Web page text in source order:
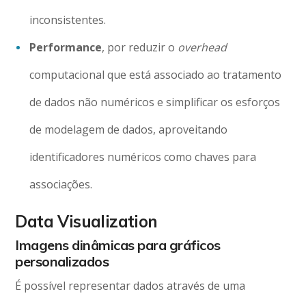
inconsistentes.
Performance, por reduzir o overhead
computacional que está associado ao tratamento
de dados não numéricos e simplificar os esforços
de modelagem de dados, aproveitando
identificadores numéricos como chaves para
associações.
Data Visualization
Imagens dinâmicas para gráficos
personalizados
É possível representar dados através de uma